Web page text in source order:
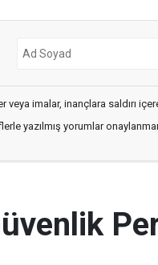
imalar, inançlara saldırı
yazılmış yorumlar